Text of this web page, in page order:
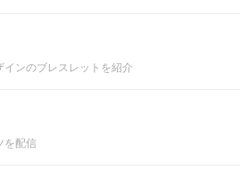
ンのブレスレットを紹介
を配信